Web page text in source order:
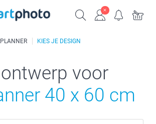
KIES JE DESIGN
voor
40 x 60 cm